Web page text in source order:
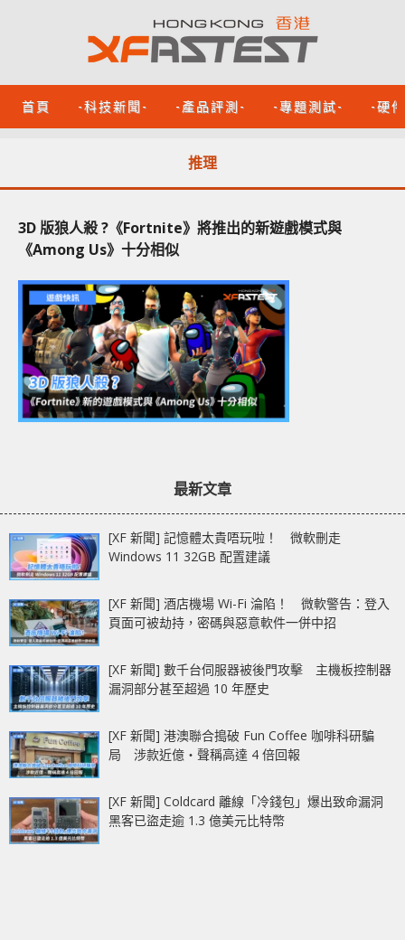
首頁 -科技新聞- -產品評測- -專題測試- -硬
推理
3D 版狼人殺 ?《Fortnite》將推出的新遊戲模式與
《Among Us》十分相似
最新文章
[XF 新聞] 記憶體太貴唔玩啦！ 微軟刪走
Windows 11 32GB 配置建議
[XF 新聞] 酒店機場 Wi-Fi 淪陷！ 微軟警告：登入
頁面可被劫持，密碼與惡意軟件一併中招
[XF 新聞] 數千台伺服器被後門攻擊 主機板控制器
漏洞部分甚至超過 10 年歷史
[XF 新聞] 港澳聯合搗破 Fun Coffee 咖啡科研騙
局 涉款近億‧聲稱高達 4 倍回報
[XF 新聞] Coldcard 離線「冷錢包」爆出致命漏洞
黑客已盜走逾 1.3 億美元比特幣